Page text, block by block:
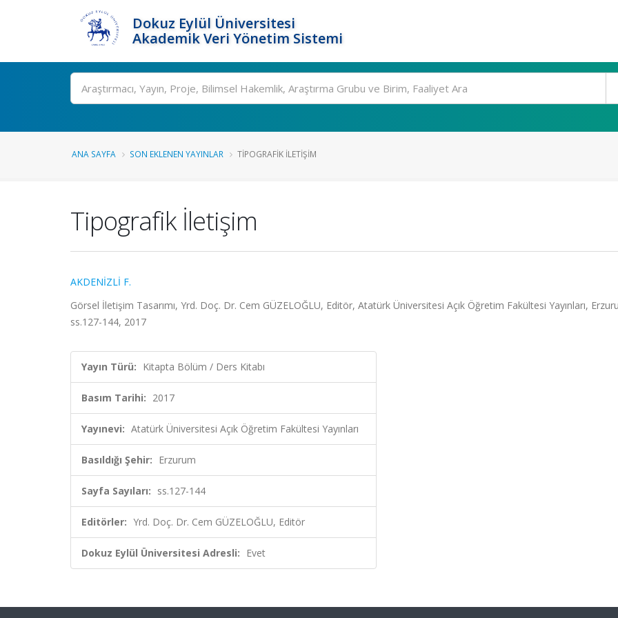
Dokuz Eylül Üniversitesi
Akademik Veri Yönetim Sistemi
Ara
ANA SAYFA SON EKLENEN YAYINLAR TIPOGRAFIK İLETIŞIM
Tipografik İletişim
AKDENİZLİ F.
Görsel İletişim Tasarımı, Yrd. Doç. Dr. Cem GÜZELOĞLU, Editör, Atatürk Üniversitesi Açık Öğretim Fakültesi Yayınları,
ss.127-144, 2017
Yayın Türü: Kitapta Bölüm / Ders Kitabı
Basım Tarihi: 2017
Yayınevi: Atatürk Üniversitesi Açık Öğretim Fakültesi Yayınları
Basıldığı Şehir: Erzurum
Sayfa Sayıları: ss.127-144
Editörler: Yrd. Doç. Dr. Cem GÜZELOĞLU, Editör
Dokuz Eylül Üniversitesi Adresli: Evet